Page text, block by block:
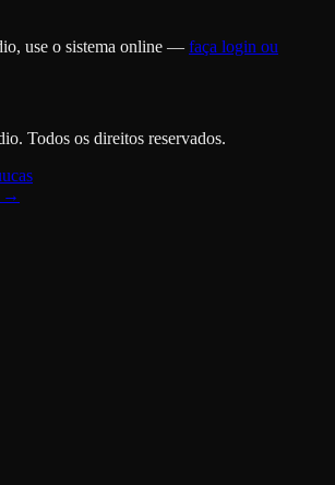
use o sistema online — faça login ou
. Todos os direitos reservados.
→